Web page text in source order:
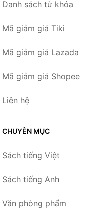
Danh sách từ khóa
Mã giảm giá Tiki
Mã giảm giá Lazada
Mã giảm giá Shopee
Liên hệ
CHUYÊN MỤC
Sách tiếng Việt
Sách tiếng Anh
Văn phòng phẩm